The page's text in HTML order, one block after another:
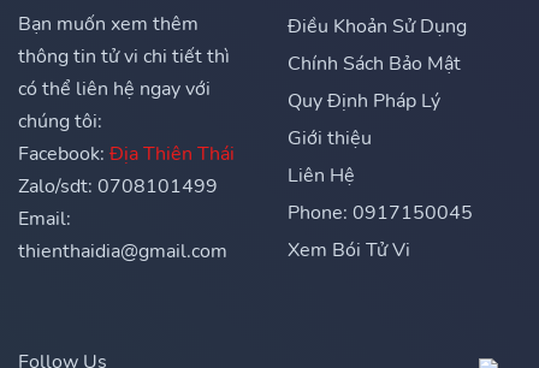
Bạn muốn xem thêm
thông tin tử vi chi tiết thì
có thể liên hệ ngay với
chúng tôi:
Facebook: Địa Thiên Thái
Zalo/sdt: 0708101499
Email:
thienthaidia@gmail.com
Điều Khoản Sử Dụng
Chính Sách Bảo Mật
Quy Định Pháp Lý
Giới thiệu
Liên Hệ
Phone: 0917150045
Xem Bói Tử Vi
Follow Us